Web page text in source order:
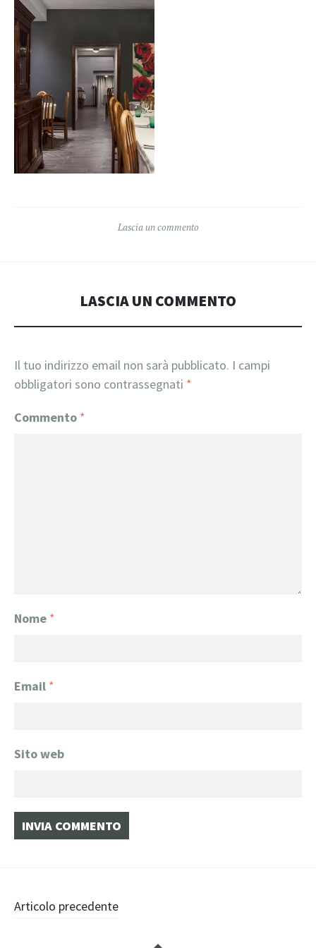
Lascia un commento
LASCIA UN COMMENTO
Il tuo indirizzo email non sarà pubblicato. I campi
obbligatori sono contrassegnati *
Commento *
Nome *
Email *
Sito web
Navigazione
Articolo precedente